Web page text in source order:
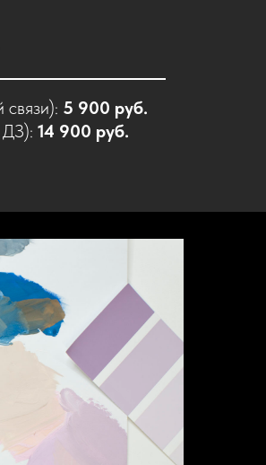
связи): 5 900 руб.
ДЗ): 14 900 руб.